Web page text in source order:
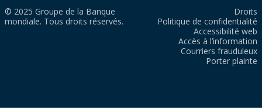
© 2025 Groupe de la Banque
mondiale. Tous droits réservés.
Droits
Politique de confidentialité
Accessibilité web
Accès à l’information
Courriers frauduleux
Porter plainte